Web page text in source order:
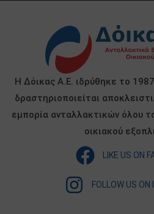
Η Δόικας Α.Ε. ιδρύθηκε το
δραστηριοποιείται
εμπορία ανταλλακτικών όλου
οικιακού
LIKE US ON
FOLLOW US ON